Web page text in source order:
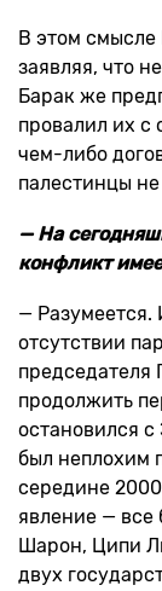
В этом смысле
заявляя, что
Барак же
провалил их с
чем-либо
палестинцы
— На
конфликт
— Разумеется.
отсутствии
председателя
продолжить
остановился
был неплохим
середине
явление —
Шарон, Ципи
двух